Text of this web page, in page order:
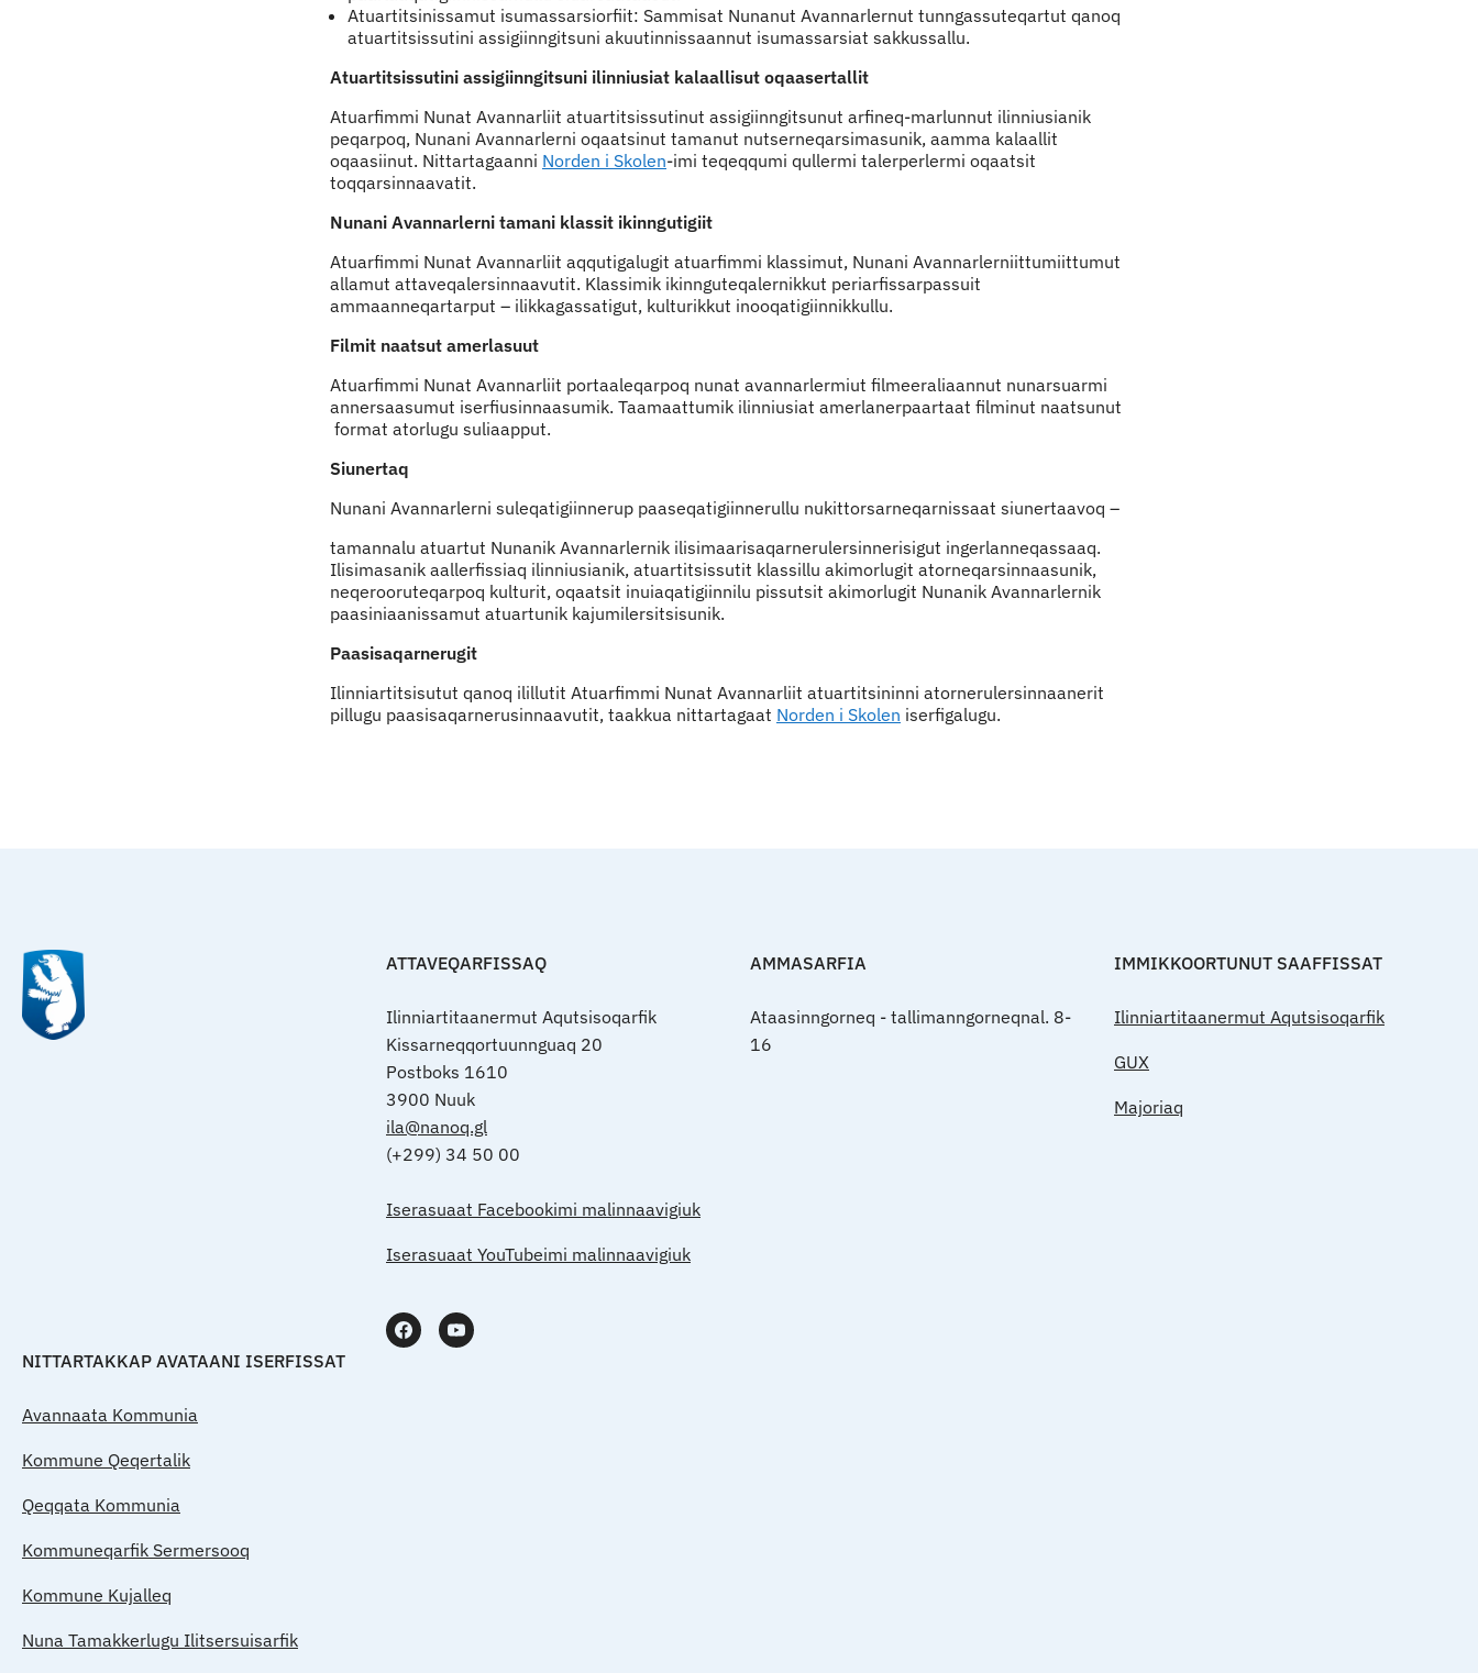
Atuartitsinissamut isumassarsiorfiit: Sammisat Nunanut Avannarlernut tunngassuteqartut qanoq
atuartitsissutini assigiinngitsuni akuutinnissaannut isumassarsiat sakkussallu.
Atuartitsissutini assigiinngitsuni ilinniusiat kalaallisut oqaasertallit
Atuarfimmi Nunat Avannarliit atuartitsissutinut assigiinngitsunut arfineq-marlunnut ilinniusianik
peqarpoq, Nunani Avannarlerni oqaatsinut tamanut nutserneqarsimasunik, aamma kalaallit
oqaasiinut. Nittartagaanni Norden i Skolen-imi teqeqqumi qullermi talerperlermi oqaatsit
toqqarsinnaavatit.
Nunani Avannarlerni tamani klassit ikinngutigiit
Atuarfimmi Nunat Avannarliit aqqutigalugit atuarfimmi klassimut, Nunani Avannarlerniittumiittumut
allamut attaveqalersinnaavutit. Klassimik ikinnguteqalernikkut periarfissarpassuit
ammaanneqartarput – ilikkagassatigut, kulturikkut inooqatigiinnikkullu.
Filmit naatsut amerlasuut
Atuarfimmi Nunat Avannarliit portaaleqarpoq nunat avannarlermiut filmeeraliaannut nunarsuarmi
annersaasumut iserfiusinnaasumik. Taamaattumik ilinniusiat amerlanerpaartaat filminut naatsunut
format atorlugu suliaapput.
Siunertaq
Nunani Avannarlerni suleqatigiinnerup paaseqatigiinnerullu nukittorsarneqarnissaat siunertaavoq –
tamannalu atuartut Nunanik Avannarlernik ilisimaarisaqarnerulersinnerisigut ingerlanneqassaaq.
Ilisimasanik aallerfissiaq ilinniusianik, atuartitsissutit klassillu akimorlugit atorneqarsinnaasunik,
neqerooruteqarpoq kulturit, oqaatsit inuiaqatigiinnilu pissutsit akimorlugit Nunanik Avannarlernik
paasiniaanissamut atuartunik kajumilersitsisunik.
Paasisaqarnerugit
Ilinniartitsisutut qanoq ilillutit Atuarfimmi Nunat Avannarliit atuartitsininni atornerulersinnaanerit
pillugu paasisaqarnerusinnaavutit, taakkua nittartagaat Norden i Skolen iserfigalugu.
ATTAVEQARFISSAQ
Ilinniartitaanermut Aqutsisoqarfik
Kissarneqqortuunnguaq 20
Postboks 1610
3900 Nuuk
ila@nanoq.gl
(+299) 34 50 00
Iserasuaat Facebookimi malinnaavigiuk
Iserasuaat YouTubeimi malinnaavigiuk
AMMASARFIA
Ataasinngorneq - tallimanngorneqnal. 8-
16
IMMIKKOORTUNUT SAAFFISSAT
Ilinniartitaanermut Aqutsisoqarfik
GUX
Majoriaq
NITTARTAKKAP AVATAANI ISERFISSAT
Avannaata Kommunia
Kommune Qeqertalik
Qeqqata Kommunia
Kommuneqarfik Sermersooq
Kommune Kujalleq
Nuna Tamakkerlugu Ilitsersuisarfik